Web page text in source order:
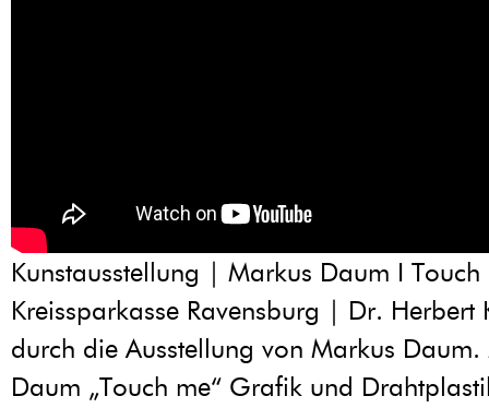
Kunstausstellung | Markus Daum I
Kreissparkasse Ravensburg | Dr. Herbert
durch die Ausstellung von Markus Daum.
Daum „Touch me“ Grafik und